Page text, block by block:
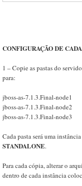
CONFIGURAÇÃO DE
1 – Copie as pastas do
para:
jboss-as-7.1.3.Final-node1
jboss-as-7.1.3.Final-node2
jboss-as-7.1.3.Final-node3
Cada pasta será uma
STANDALONE.
Para cada cópia, alterar o
dentro de cada instância